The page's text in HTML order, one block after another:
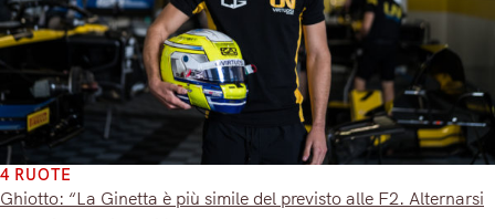
4 RUOTE
Ghiotto: “La Ginetta è più simile del previsto alle F2. Alternarsi